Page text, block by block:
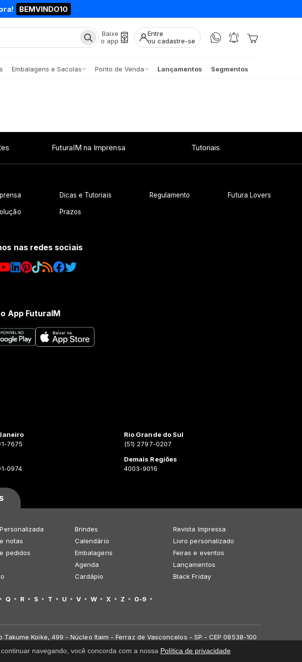
BEMVINDO10
Baixe
o app
Entre
ou cadastre-se
Embalagens e Sacolas Ponto de Venda Lançamentos Segmentos
FuturaIM na Imprensa Tutoriais
Dicas e Tutoriais Regulamento Futura Lovers
Prazos
nas redes sociais
App FuturaIM
7675
0974
Rio Grande do Sul
(51) 2797-0207
Demais Regiões
4003-9016
notas
pedidos
Brindes
Calendário
Embalagens
Agenda
Cardápio
Revista Impressa
Livro personalizado
Feiras e eventos
Lançamentos
Black Friday
Q R S T U V W X Z 0-9
Takume Koike, 499 - Núcleo Itaim - Ferraz de Vasconcelos - SP - CEP 08538-100
navegando, você concorda com a nossa Política de privacidade